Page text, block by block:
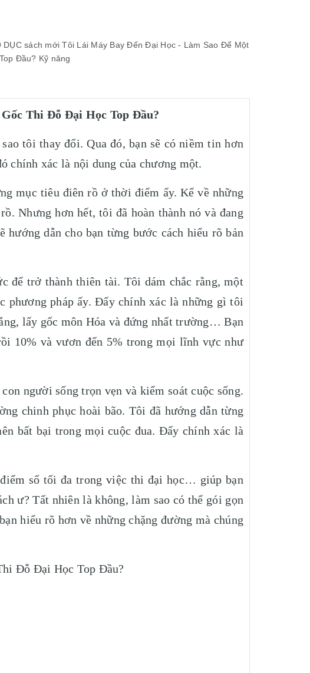
DỤC sách mới Tôi Lái Máy Bay Đến Đại Học - Làm Sao Để Một
Đầu? Kỹ năng
Thi Đỗ Đại Học Top Đầu?
tôi thay đổi. Qua đó, bạn sẽ có niềm tin hơn
chính xác là nội dung của chương một.
mục tiêu điên rồ ở thời điểm ấy. Kể về những
Nhưng hơn hết, tôi đã hoàn thành nó và đang
dẫn cho bạn từng bước cách hiểu rõ bản
để trở thành thiên tài. Tôi dám chắc rằng, một
pháp ấy. Đấy chính xác là những gì tôi
lấy gốc môn Hóa và đứng nhất trường… Bạn
10% và vươn đến 5% trong mọi lĩnh vực như
người sống trọn vẹn và kiểm soát cuộc sống.
chinh phục hoài bão. Tôi đã hướng dẫn từng
bất bại trong mọi cuộc đua. Đấy chính xác là
số tối đa trong việc thi đại học… giúp bạn
ư? Tất nhiên là không, làm sao có thể gói gọn
hiểu rõ hơn về những chặng đường mà chúng
Đỗ Đại Học Top Đầu?